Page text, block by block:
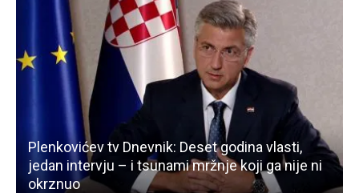
Plenkovićev tv Dnevnik: Deset godina vlasti,
jedan intervju – i tsunami mržnje koji ga nije ni
okrznuo